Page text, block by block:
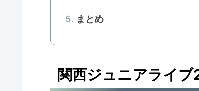
まとめ
関西ジュニアライ